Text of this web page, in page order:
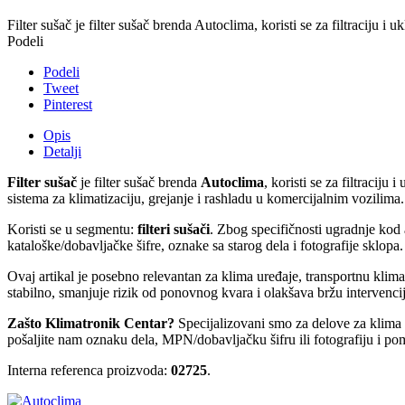
Filter sušač je filter sušač brenda Autoclima, koristi se za filtraciju i
Podeli
Podeli
Tweet
Pinterest
Opis
Detalji
Filter sušač je filter sušač brenda Autoclima, koristi se za filtraciju i
sistema za klimatizaciju, grejanje i rashladu u komercijalnim vozilima.
Koristi se u segmentu: filteri sušači. Zbog specifičnosti ugradnje kod
kataloške/dobavljačke šifre, oznake sa starog dela i fotografije sklopa.
Ovaj artikal je posebno relevantan za klima uređaje, transportnu
stabilno, smanjuje rizik od ponovnog kvara i olakšava bržu
Zašto Klimatronik Centar? Specijalizovani smo za delove za
pošaljite nam oznaku dela, MPN/dobavljačku šifru ili fotografiju i
Interna referenca proizvoda: 02725.